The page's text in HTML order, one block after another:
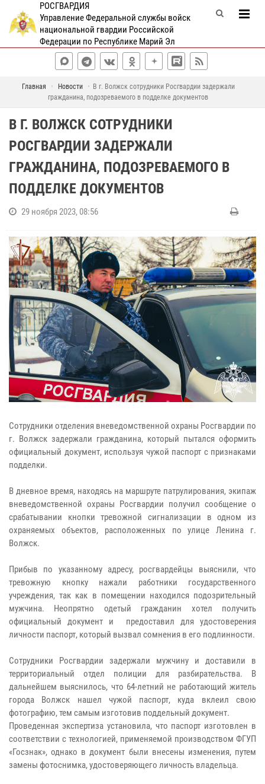
РОСГВАРДИЯ
Управление Федеральной службы войск
национальной гвардии Российской
Федерации по Республике Марий Эл
Главная Новости
В г. Волжск сотрудники Росгвардии задержали
гражданина, подозреваемого в подделке документов
В Г. ВОЛЖСК СОТРУДНИКИ
РОСГВАРДИИ ЗАДЕРЖАЛИ
ГРАЖДАНИНА, ПОДОЗРЕВАЕМОГО В
ПОДДЕЛКЕ ДОКУМЕНТОВ
29 ноября 2023, 08:56
Сотрудники отделения вневедомственной охраны Росгвардии по
г. Волжск задержали гражданина, который пытался оформить
официальный документ, используя чужой паспорт с признаками
подделки.
В дневное время, находясь на маршруте патрулирования, экипаж
вневедомственной охраны Росгвардии получил сообщение о
срабатывании кнопки тревожной сигнализации в одном из
охраняемых объектов, расположенных по улице Ленина г.
Волжск.
Прибыв по указанному адресу, росгвардейцы выяснили, что
тревожную кнопку нажали работники государственного
учреждения, так как в помещении находился подозрительный
мужчина. Неопрятно одетый гражданин хотел получить
официальный документ и предоставил для удостоверения
личности паспорт, который вызвал сомнения в его подлинности.
Сотрудники Росгвардии задержали мужчину и доставили в
территориальный отдел полиции для разбирательства. В
дальнейшем выяснилось, что 64-летний не работающий житель
города Волжск нашел чужой паспорт, куда вклеил свою
фотографию, тем самым изготовив поддельный документ.
Проведенная экспертиза установила, что паспорт изготовлен в
соответствии с технологией, применяемой производством ФГУП
«Госзнак», однако в документ были внесены изменения, путем
замены фотоснимка, удостоверяющего личность владельца.